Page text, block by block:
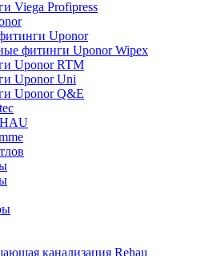
Viega Profipress
Uponor
фитинги Uponor Wipex
Uponor RTM
Uponor Uni
Uponor Q&E
канализация Rehau